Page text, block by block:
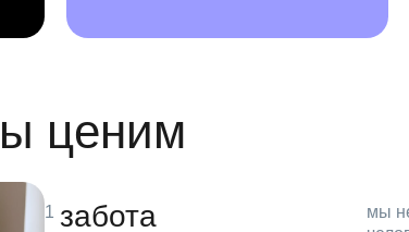
ценим
забота
мы